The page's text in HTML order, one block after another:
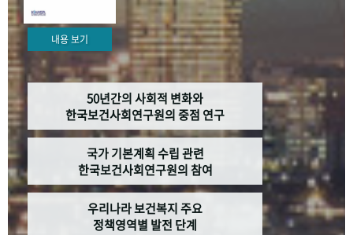
내용 보기
50년간의 사회적 변화와
한국보건사회연구원의 중점 연구
국가 기본계획 수립 관련
한국보건사회연구원의 참여
우리나라 보건복지 주요
정책영역별 발전 단계